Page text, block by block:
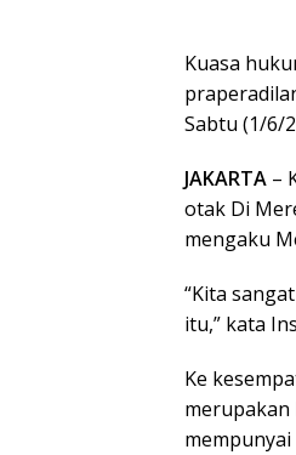
Kuasa
Sabtu (1/6/
JAKARTA –
otak Di
mengaku
“Kita
itu,” kata
Ke
merupakan